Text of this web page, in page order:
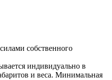
собственного
индивидуально в
и веса. Минимальная